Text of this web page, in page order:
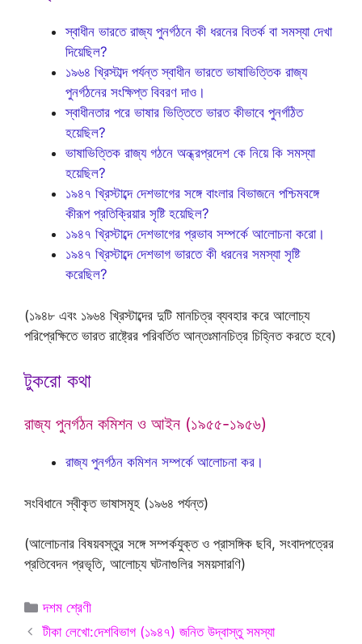
স্বাধীন ভারতে রাজ্য পুনর্গঠনে কী ধরনের বিতর্ক বা সমস্যা দেখা
দিয়েছিল?
১৯৬৪ খ্রিস্টাব্দ পর্যন্ত স্বাধীন ভারতে ভাষাভিত্তিক রাজ্য
পুনর্গঠনের সংক্ষিপ্ত বিবরণ দাও।
স্বাধীনতার পরে ভাষার ভিত্তিতে ভারত কীভাবে পুনর্গঠিত
হয়েছিল?
ভাষাভিত্তিক রাজ্য গঠনে অন্ধ্রপ্রদেশ কে নিয়ে কি সমস্যা
হয়েছিল?
১৯৪৭ খ্রিস্টাব্দে দেশভাগের সঙ্গে বাংলার বিভাজনে পশ্চিমবঙ্গে
কীরূপ প্রতিক্রিয়ার সৃষ্টি হয়েছিল?
১৯৪৭ খ্রিস্টাব্দে দেশভাগের প্রভাব সম্পর্কে আলোচনা করো।
১৯৪৭ খ্রিস্টাব্দে দেশভাগ ভারতে কী ধরনের সমস্যা সৃষ্টি
করেছিল?
(১৯৪৮ এবং ১৯৬৪ খ্রিস্টাব্দের দুটি মানচিত্র ব্যবহার করে আলোচ্য
পরিপ্রেক্ষিতে ভারত রাষ্ট্রের পরিবর্তিত আন্তঃমানচিত্র চিহ্নিত করতে হবে)
টুকরো কথা
রাজ্য পুনর্গঠন কমিশন ও আইন (১৯৫৫-১৯৫৬)
রাজ্য পুনর্গঠন কমিশন সম্পর্কে আলোচনা কর।
সংবিধানে স্বীকৃত ভাষাসমূহ (১৯৬৪ পর্যন্ত)
(আলোচনার বিষয়বস্তুর সঙ্গে সম্পর্কযুক্ত ও প্রাসঙ্গিক ছবি, সংবাদপত্রের
প্রতিবেদন প্রভৃতি, আলোচ্য ঘটনাগুলির সময়সারণি)
Categories
দশম শ্রেণী
টীকা লেখো:দেশবিভাগ (১৯৪৭) জনিত উদ্‌বাস্তু সমস্যা